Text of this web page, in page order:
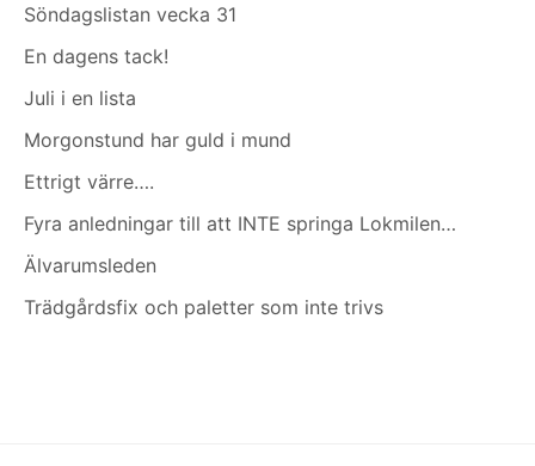
Söndagslistan vecka 31
En dagens tack!
Juli i en lista
Morgonstund har guld i mund
Ettrigt värre….
Fyra anledningar till att INTE springa Lokmilen…
Älvarumsleden
Trädgårdsfix och paletter som inte trivs